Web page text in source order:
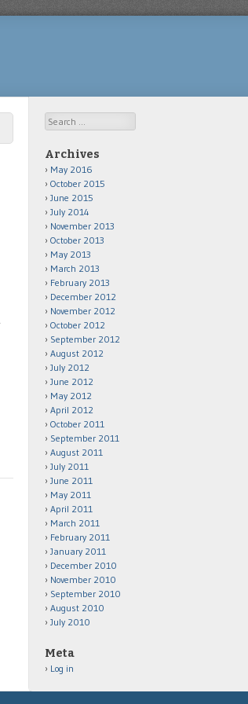
Search
Archives
May 2016
October 2015
June 2015
July 2014
November 2013
October 2013
May 2013
March 2013
February 2013
December 2012
November 2012
October 2012
September 2012
August 2012
July 2012
June 2012
May 2012
April 2012
October 2011
September 2011
August 2011
July 2011
June 2011
May 2011
April 2011
March 2011
February 2011
January 2011
December 2010
November 2010
September 2010
August 2010
July 2010
Meta
Log in